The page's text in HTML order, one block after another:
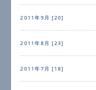
2011年9月 [20]
2011年8月 [23]
2011年7月 [18]